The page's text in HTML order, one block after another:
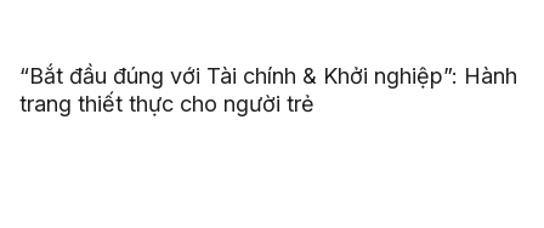
“Bắt đầu đúng với Tài chính & Khởi nghiệp”: Hành
trang thiết thực cho người trẻ